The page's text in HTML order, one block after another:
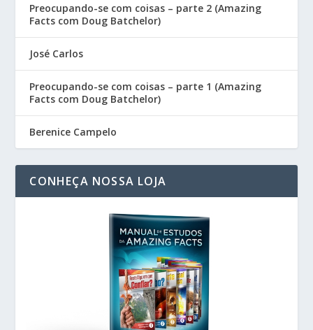
Preocupando-se com coisas – parte 2 (Amazing
Facts com Doug Batchelor)
José Carlos
Preocupando-se com coisas – parte 1 (Amazing
Facts com Doug Batchelor)
Berenice Campelo
CONHEÇA NOSSA LOJA